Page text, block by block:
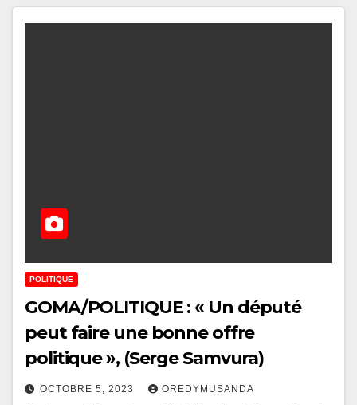
POLITIQUE
GOMA/POLITIQUE : « Un député
peut faire une bonne offre
politique », (Serge Samvura)
OCTOBRE 5, 2023 OREDYMUSANDA